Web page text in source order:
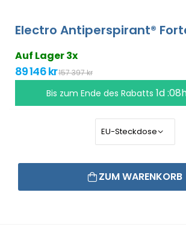
Electro Antiperspirant®
Auf Lager 3x
89 146 kr157 397 kr
Bis zum Ende des Rabatts 1d
ZUM WARENKORB